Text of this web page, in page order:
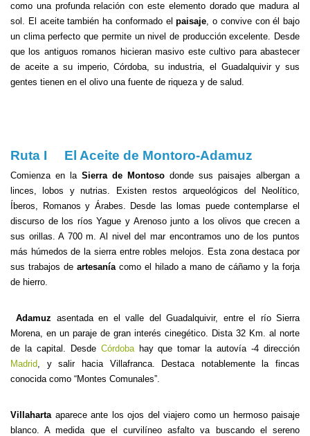
como una profunda relación con este elemento dorado que madura al
sol. El aceite también ha conformado elpaisaje, o convive con él bajo
un clima perfecto que permite un nivel de producción excelente. Desde
que los antiguos romanos hicieran masivo este cultivo para abastecer
de aceite a su imperio, Córdoba, su industria, el Guadalquivir y sus
gentes tienen en el olivo una fuente de riqueza y de salud.
Ruta I El Aceite de Montoro-Adamuz
Comienza en la Sierra de Montoso donde sus paisajes albergan a
linces, lobos y nutrias. Existen restos arqueológicos del Neolítico,
Íberos, Romanos y Árabes. Desde las lomas puede contemplarse el
discurso de los ríos Yague y Arenoso junto a los olivos que crecen a
sus orillas. A 700 m. Al nivel del mar encontramos uno de los puntos
más húmedos de la sierra entre robles melojos. Esta zona destaca por
sus trabajos de artesaníacomo el hilado a mano de cáñamo y la forja
de hierro.
Adamuz asentada en el valle del Guadalquivir, entre el río Sierra
Morena, en un paraje de gran interés cinegético. Dista 32 Km. al norte
de la capital. Desde Córdoba hay que tomar la autovía -4 dirección
Madrid, y salir hacia Villafranca. Destaca notablemente la fincas
conocida como “Montes Comunales”.
Villahartaaparece ante los ojos del viajero como un hermoso paisaje
blanco. A medida que el curvilíneo asfalto va buscando el sereno